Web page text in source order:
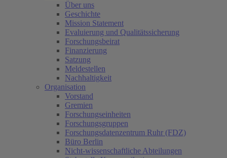
Über uns
Geschichte
Mission Statement
Evaluierung und Qualitätssicherung
Forschungsbeirat
Finanzierung
Satzung
Meldestellen
Nachhaltigkeit
Organisation
Vorstand
Gremien
Forschungseinheiten
Forschungsgruppen
Forschungsdatenzentrum Ruhr (FDZ)
Büro Berlin
Nicht-wissenschaftliche Abteilungen